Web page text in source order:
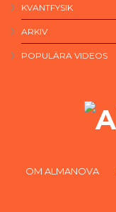
KVANTFYSIK
ARKIV
POPULÄRA VIDEOS
OM ALMANOVA